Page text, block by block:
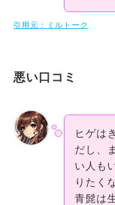
引用元： ミ ルトーク
悪い 口コミ
ヒゲは
だし、
い人も
りたく
青髭は